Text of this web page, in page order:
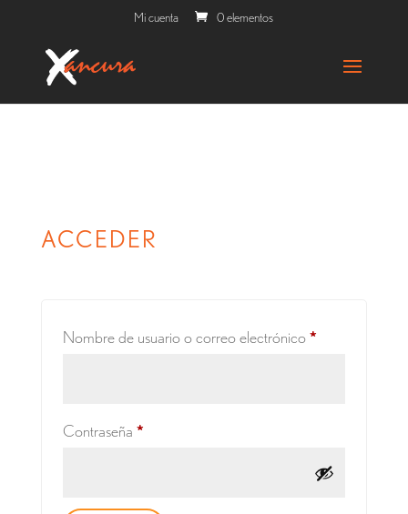
Mi cuenta 0 elementos
ACCEDER
Nombre de usuario o correo electrónico*Obligatorio
Contraseña *Obligatorio